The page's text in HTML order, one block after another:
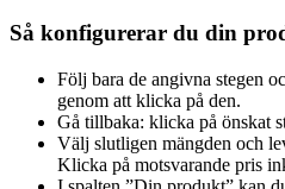
Så konfigurerar du din
Följ bara de angivna stegen
genom att klicka på den.
Gå tillbaka: klicka på önskat
Välj slutligen mängden och
Klicka på motsvarande pris